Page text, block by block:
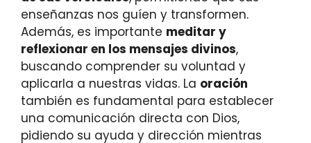
enseñanzas nos guíen y transformen.
Además, es importante meditar y
reflexionar en los mensajes divinos,
buscando comprender su voluntad y
aplicarla a nuestras vidas. La oración
también es fundamental para establecer
una comunicación directa con Dios,
pidiendo su ayuda y dirección mientras